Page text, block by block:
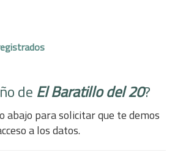
de El Baratillo del 20?
abajo para solicitar que te demos
a los datos.